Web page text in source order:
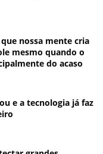
nossa mente cria
mesmo quando o
do acaso
e a tecnologia já faz